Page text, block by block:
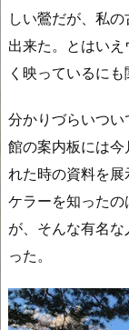
しい鶯だが、私
出来た。とはい
く映っているにも
分かりづらいつ
館の案内板には
れた時の資料を
ケラーを知った
が、そんな有名
った。